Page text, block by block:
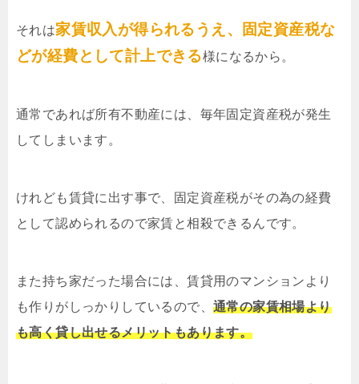
それは家賃収入が得られるうえ、固定資産税な
どが経費として計上できる様になるから。
通常であれば所有不動産には、毎年固定資産税が発生
してしまいます。
けれども賃貸に出す事で、固定資産税がその為の経費
として認められるので家賃と相殺できるんです。
また持ち家だった場合には、賃貸用のマンションより
も作りがしっかりしているので、 通常の家賃相場より
も高く貸し出せるメリットもあります。